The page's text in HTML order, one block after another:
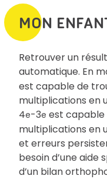
MON
Retrouver un
automatique. En
est capable de
multiplications en
4e-3e est capable
multiplications en
et erreurs
besoin d’une aide
d’un bilan